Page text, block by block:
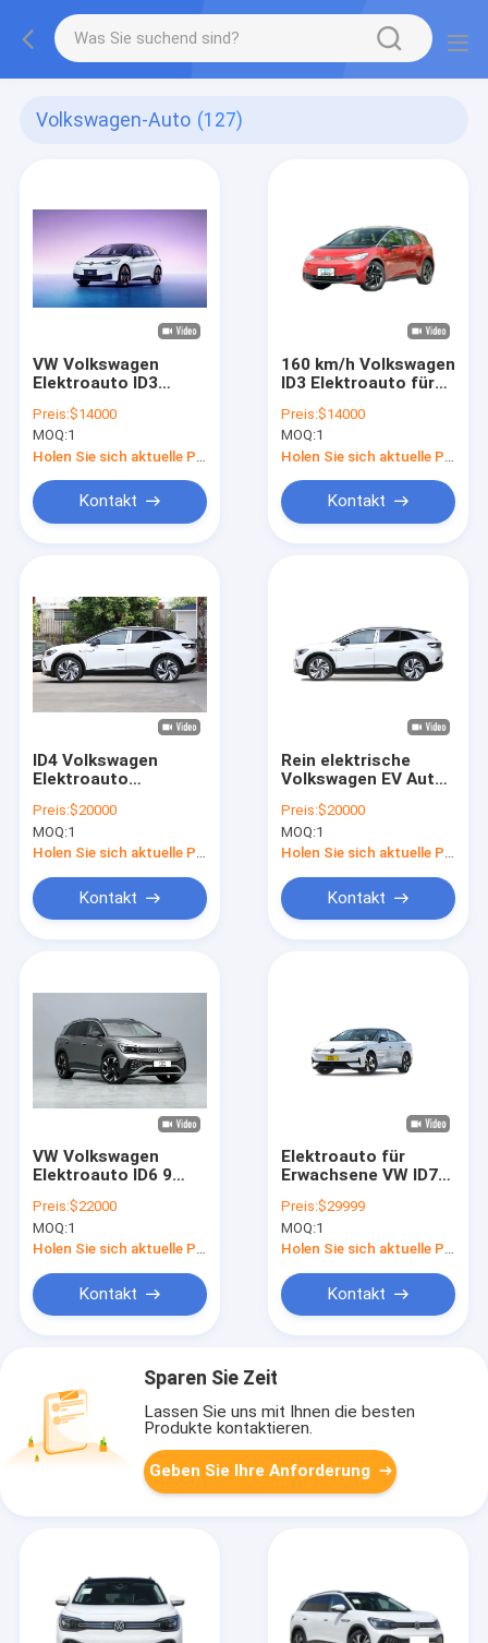
Volkswagen-Auto (127)
VW Volkswagen
Elektroauto ID3
elektrisch 170 PS
Preis:$14000
MOQ:1
Kontakt
160 km/h Volkswagen
ID3 Elektroauto für
Preis:$14000
MOQ:1
Kontakt
ID4 Volkswagen
Elektroauto
Erleben Sie die
neueste Technologie
Preis:$20000
MOQ:1
Kontakt
Rein elektrische
Volkswagen EV Auto
PRO Neuer Wagen
Neue
Energiefahrzeuge
Preis:$20000
MOQ:1
Kontakt
VW Volkswagen
Elektroauto ID6 9
geräumigem
Innenraum
Preis:$22000
MOQ:1
Holen Sie sich aktuelle Preis
Kontakt
Elektroauto für
Erwachsene VW ID7
Gebrauchtfahrzeug
mit neuer Energie
Preis:$29999
MOQ:1
Holen Sie sich aktuelle Preis
Kontakt
Sparen Sie Zeit
Lassen Sie uns mit Ihnen die besten
Produkte kontaktieren.
Geben Sie Ihre Anforderung